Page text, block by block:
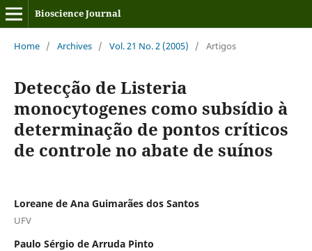
Bioscience Journal
Home / Archives / Vol. 21 No. 2 (2005) / Artigos
Detecção de Listeria
monocytogenes como subsídio à
determinação de pontos críticos
de controle no abate de suínos
Loreane de Ana Guimarães dos Santos
UFV
Paulo Sérgio de Arruda Pinto